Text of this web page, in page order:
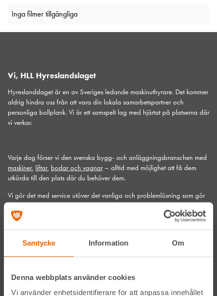
Samtycke Information Om
Denna webbplats använder cookies
Vi använder enhetsidentifierare för att anpassa innehållet
Inga filmer tillgängliga
Vi, HLL Hyreslandslaget
Hyreslandslaget är en av Sveriges ledande maskinuthyrare. Det kommer
aldrig hindra oss från att vara din lokala samarbetspartner och
personliga bollplank. Vi är ett samspelt lag med hjärtat på platserna där
vi verkar.
Varje dag förser vi den svenska bygg- och anläggningsbranschen med
maskiner, liftar, bodar och vagnar– alltid med möjlighet att få dem
utkörda till den plats där du behöver dem.
Vi gör det med service utöver det vanliga och problemlösning som gör
skillnad. Hos oss handlar mycket om maskiner, men alltid allra mest om
människor och relationer. Välkommen in till din närmsta depå!